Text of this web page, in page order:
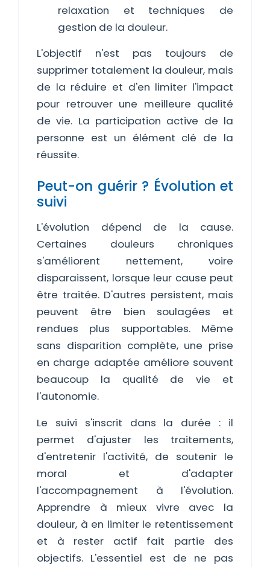
relaxation et techniques de
gestion de la douleur.
L'objectif n'est pas toujours de
supprimer totalement la douleur, mais
de la réduire et d'en limiter l'impact
pour retrouver une meilleure qualité
de vie. La participation active de la
personne est un élément clé de la
réussite.
Peut-on guérir ? Évolution et
suivi
L'évolution dépend de la cause.
Certaines douleurs chroniques
s'améliorent nettement, voire
disparaissent, lorsque leur cause peut
être traitée. D'autres persistent, mais
peuvent être bien soulagées et
rendues plus supportables. Même
sans disparition complète, une prise
en charge adaptée améliore souvent
beaucoup la qualité de vie et
l'autonomie.
Le suivi s'inscrit dans la durée : il
permet d'ajuster les traitements,
d'entretenir l'activité, de soutenir le
moral et d'adapter
l'accompagnement à l'évolution.
Apprendre à mieux vivre avec la
douleur, à en limiter le retentissement
et à rester actif fait partie des
objectifs. L'essentiel est de ne pas